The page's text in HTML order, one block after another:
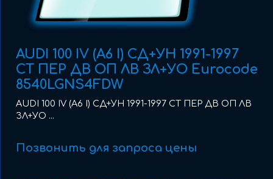
AUDI 100 IV (A6 I) СД+УН 1991-1997
СТ ПЕР ДВ ОП ЛВ ЗЛ+УО Eurocode
8540LGNS4FDW
AUDI 100 IV (A6 I) СД+УН 1991-1997 СТ ПЕР ДВ ОП ЛВ
ЗЛ+УО ...
Позвонить для запроса цены